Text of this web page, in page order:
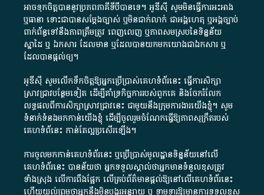
អាច​ទុកចិត្ត​បាននូវ​ប្រភព​ភាគី​ទី​បី​បាន​ទេ​។​ អូ​ឌី​ស៊ី​ សូម​មិន​ធ្វើការ​អះអាង​
ឬ​ធានា​ ទោះជា​បាន​សម្តែង​ច្បាស់​ ឬ​មិន​ជាក់លាក់​ ជា​អង្គហេតុ​ ឬ​អង្គច្បាប់​
ពាក់ព័ន្ធ​ទៅ​នឹង​ភាព​ត្រឹមត្រូវ​ ពេញលេញ​ ឬ​ភាព​សម​ស្រប​នៃ​ទិន្នន័យ​
ស្នាដៃ​ ឬ​ ឯកសារ​ ដែល​មាន​ ឬ​ដែល​បាន​យក​មក​យោង​ជា​ឯកសារ​ ឬ​
ដែល​បាន​ផ្តល់​ឲ្យ​។
អូឌីស៊ី សូមលើកទឹកចិត្តឱ្យអ្នកប្រើប្រាស់គេហទំព័រនេះ ធ្វើការសិក្សា
ស្រាវជ្រាវបន្ថែមទៀត ដើម្បីគាំទ្រកិច្ចការ​របស់ពួកគេ និងចែករំលែក
លទ្ធផលពីការសិក្សាស្រាវជ្រាវនេះ ជាមួយនឹងក្រុមការងារយើងខ្ញុំ។ សូម
ទំនាក់ទំនងមកកាន់យើងខ្ញុំ ដើម្បីចូលរួមចំណែកធ្វើឱ្យភាពសុក្រឹតរបស់
គេហទំព័នេះ កាន់តែល្អប្រសើរឡើង។
ការចូលមកកាន់គេហទំព័រនេះ ឬប្រើប្រាស់មូលដ្ឋានទិន្នន័យនៅលើ
គេហទំព័រនេះ បានន័យថា អ្នកទទួលស្គាល់ថាអ្នកមានទំនួលខុសត្រូវ
ទាំងស្រុង លើការពឹងផ្អែក លើគ្រប់ព័ត៌មានផ្តល់ឱ្យនៅលើគេហទំព័រនេះ
ហើយយល់ព្រមថាអ្នកនឹងមិនបង្ករអន្តរាយ ឬ ទាមទារ​ឱ្យមានការទទួលខុស​